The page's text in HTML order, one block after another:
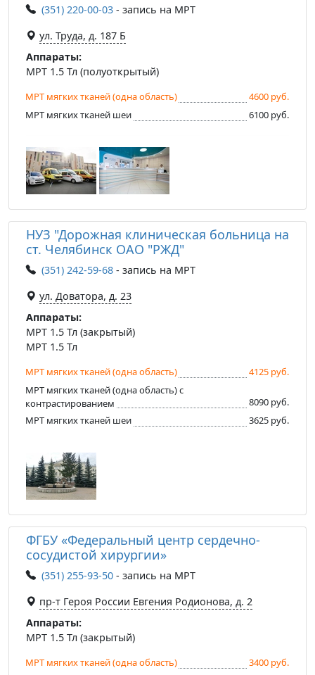
(351) 220-00-03 - запись на МРТ
ул. Труда, д. 187 Б
Аппараты:
МРТ 1.5 Тл (полуоткрытый)
МРТ мягких тканей (одна область)
4600 руб.
МРТ мягких тканей шеи
6100 руб.
НУЗ "Дорожная клиническая больница на
ст. Челябинск ОАО "РЖД"
(351) 242-59-68 - запись на МРТ
ул. Доватора, д. 23
Аппараты:
МРТ 1.5 Тл (закрытый)
МРТ 1.5 Тл
МРТ мягких тканей (одна область)
4125 руб.
МРТ мягких тканей (одна область) с
контрастированием
8090 руб.
МРТ мягких тканей шеи
3625 руб.
ФГБУ «Федеральный центр сердечно-
сосудистой хирургии»
(351) 255-93-50 - запись на МРТ
пр-т Героя России Евгения Родионова, д. 2
Аппараты:
МРТ 1.5 Тл (закрытый)
МРТ мягких тканей (одна область) 3400 руб.